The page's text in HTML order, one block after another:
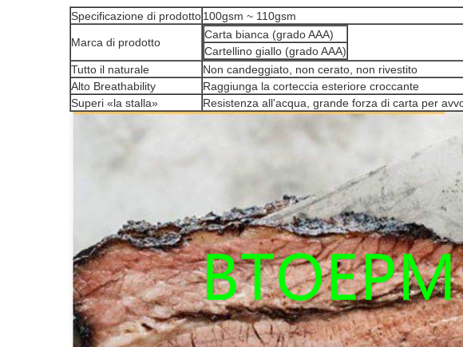
Specificazione di prodotto100gsm ~ 110gsm
Marca di prodotto
Carta bianca (grado AAA)
Cartellino giallo (grado AAA)
Tutto il naturale
Non candeggiato, non cerato, non rivestito
Alto Breathability
Raggiunga la corteccia esteriore croccante
Superi «la stalla»
Resistenza all'acqua, grande forza di carta per